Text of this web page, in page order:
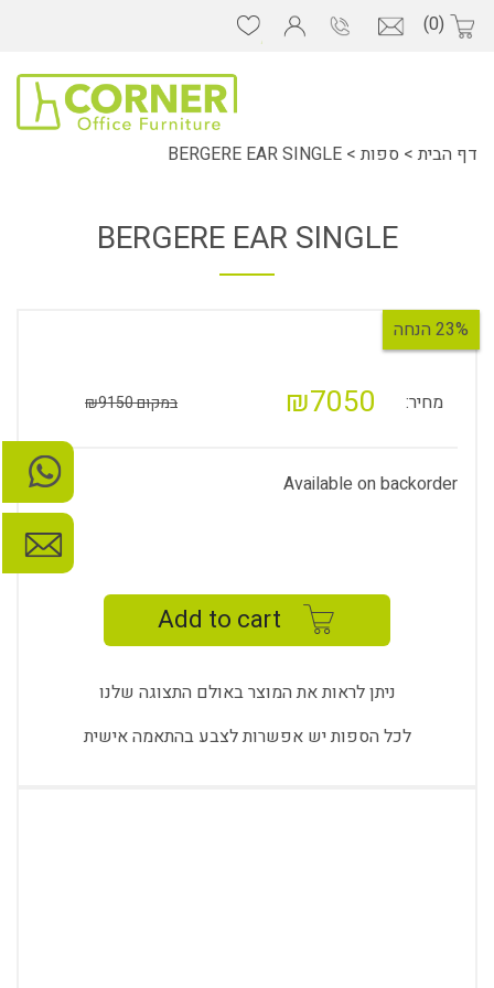
(0)
דף הבית > ספות >
BERGERE EAR SINGLE
BERGERE EAR SINGLE
23% הנחה
מחיר: ₪7050 במקום ₪9150
Available on backorder
Add to cart
ניתן לראות את המוצר באולם התצוגה שלנו
לכל הספות יש אפשרות לצבע בהתאמה אישית